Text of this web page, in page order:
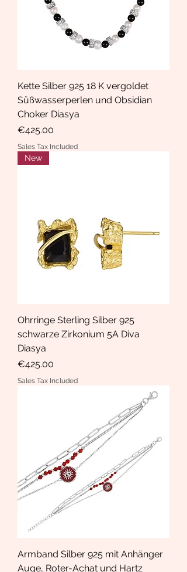
Kette Silber 925 18 K vergoldet
Süßwasserperlen und Obsidian
Choker Diasya
Price
€425.00
Sales Tax Included
New
Ohrringe Sterling Silber 925
schwarze Zirkonium 5A Diva
Diasya
Price
€425.00
Sales Tax Included
Armband Silber 925 mit Anhänger
Auge, Roter-Achat und Hartz